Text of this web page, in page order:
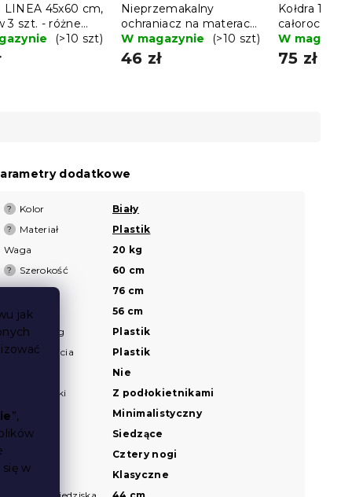
jak
”,
w
LINEA 45x60 cm,
3 szt. - różne
(>10 szt)
Nieprzemakalny
ochraniacz na materac
PIKOWANY 90 x 200
cm
W magazynie (>10 szt)
46 zł
Kołdra 140
całoroczna
poduszką
90 cm
W
75 zł
dodatkowe
? Kolor Biały
? Materiał
Plastik
Waga
20 kg
? Szerokość
60 cm
Wysokość
76 cm
Głębokość
56 cm
Materiał nóg
Plastik
Materiał obicia
Plastik
Nie
Podłokietniki
Z podłokietnikami
Styl
Minimalistyczny
Typ
Siedzące
Cztery nogi
Wygląd
Klasyczne